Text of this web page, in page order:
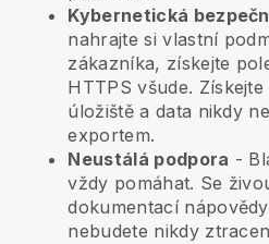
Kybernetická
nahrajte si vlastní
zákazníka, získejte
HTTPS všude.
úložiště a data nikdy
exportem.
Neustálá podpora -
vždy pomáhat. Se
dokumentací
nebudete nikdy